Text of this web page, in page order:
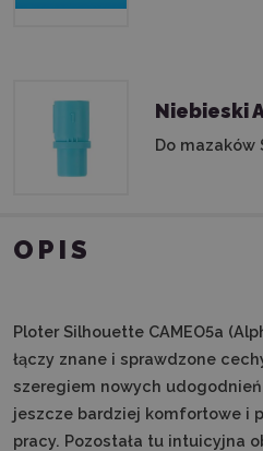
Niebieski
Do mazaków
OPIS
Ploter Silhouette CAMEO5a
łączy znane i sprawdzone
szeregiem nowych
jeszcze bardziej komfortowe i
pracy. Pozostała tu intuicyjna